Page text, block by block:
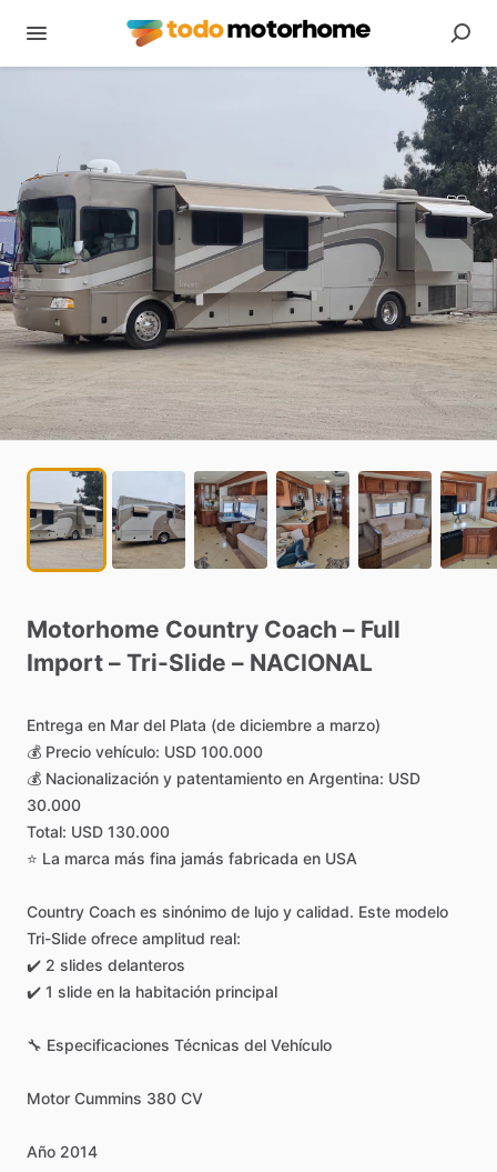
Motorhome Country Coach – Full
Import – Tri-Slide – NACIONAL
Entrega en Mar del Plata (de diciembre a marzo)
💰 Precio vehículo: USD 100.000
💰 Nacionalización y patentamiento en Argentina: USD
30.000
Total: USD 130.000
⭐ La marca más fina jamás fabricada en USA
Country Coach es sinónimo de lujo y calidad. Este modelo
Tri-Slide ofrece amplitud real:
✔️ 2 slides delanteros
✔️ 1 slide en la habitación principal
🔧 Especificaciones Técnicas del Vehículo
Motor Cummins 380 CV
Año 2014